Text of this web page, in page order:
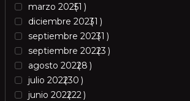
marzo 20251
diciembre 20231
septiembre 20231
septiembre 20223
agosto 20228
julio 202230
junio 202222